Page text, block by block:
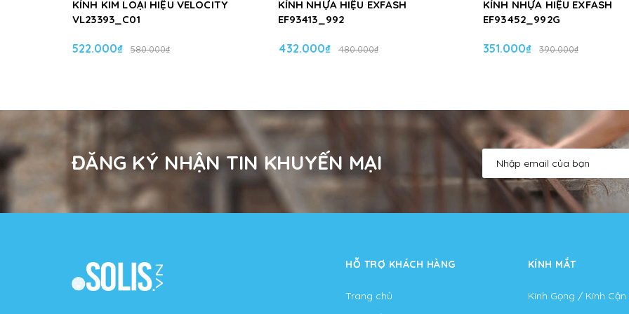
KÍNH KIM LOẠI HIỆU VELOCITY
VL23393_C01
522.000₫ 580.000₫
KÍNH NHỰA HIỆU EXFASH
EF93413_992
432.000₫ 480.000₫
KÍNH NHỰA HIỆU EXFASH
EF93452_992G
351.000₫ 390.000₫
ĐĂNG KÝ NHẬN TIN KHUYẾN MẠI
HỖ TRỢ KHÁCH HÀNG
Trang chủ
KÍNH MẮT
Kính Gọng / Kính Cận